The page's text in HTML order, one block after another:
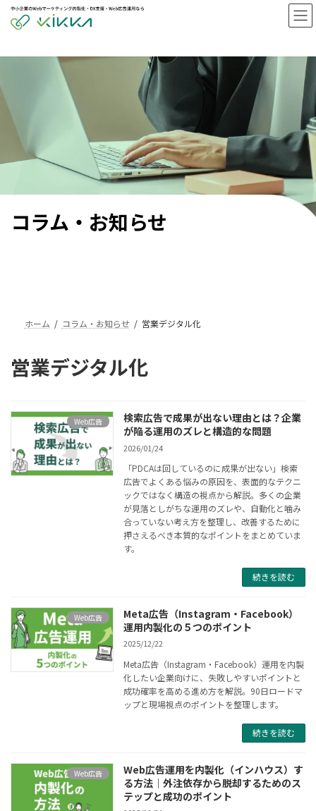
ス
キ
ン
に
コラム・お知らせ
ホーム コラム・お知らせ 営業デジタル化
営業デジタル化
Web広告
検索広告で成果が出ない理由とは？企業
が陥る運用のズレと構造的な問題
2026/01/24
「PDCAは回しているのに成果が出ない」検索
広告でよくある悩みの原因を、表面的なテクニ
ックではなく構造の視点から解説。多くの企業
が見落としがちな運用のズレや、自動化と噛み
合っていない考え方を整理し、改善するために
押さえるべき本質的なポイントをまとめていま
す。
続きを読む
Web広告
Meta広告（Instagram・Facebook）
運用内製化の５つのポイント
2025/12/22
Meta広告（Instagram・Facebook）運用を内製
化したい企業向けに、失敗しやすいポイントと
成功確率を高める進め方を解説。90日ロードマ
ップと現場視点のポイントを整理します。
続きを読む
Web広告
Web広告運用を内製化（インハウス）す
る方法｜外注依存から脱却するためのス
テップと成功のポイント